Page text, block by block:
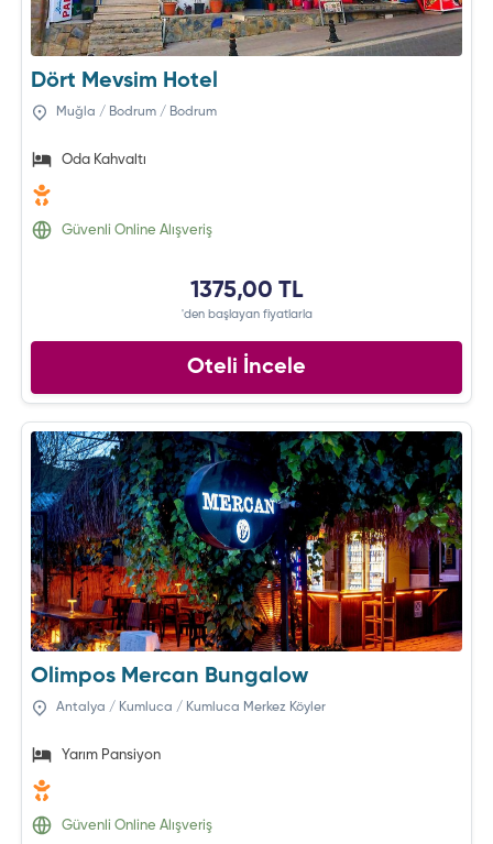
Dört Mevsim Hotel
Muğla / Bodrum / Bodrum
Oda Kahvaltı
Güvenli Online Alışveriş
1375,00 TL
'den başlayan fiyatlarla
Oteli İncele
Olimpos Mercan Bungalow
Antalya / Kumluca / Kumluca Merkez Köyler
Yarım Pansiyon
Güvenli Online Alışveriş